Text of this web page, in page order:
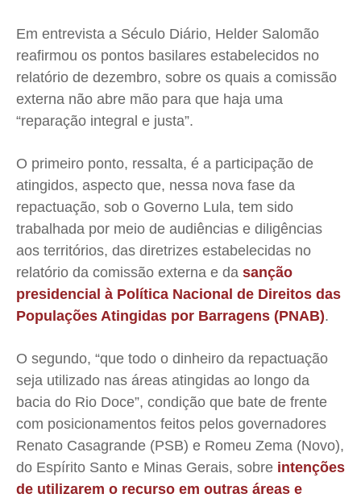
Em entrevista a Século Diário, Helder Salomão
reafirmou os pontos basilares estabelecidos no
relatório de dezembro, sobre os quais a comissão
externa não abre mão para que haja uma
“reparação integral e justa”.
O primeiro ponto, ressalta, é a participação de
atingidos, aspecto que, nessa nova fase da
repactuação, sob o Governo Lula, tem sido
trabalhada por meio de audiências e diligências
aos territórios, das diretrizes estabelecidas no
relatório da comissão externa e da sanção
presidencial à Política Nacional de Direitos das
Populações Atingidas por Barragens (PNAB).
O segundo, “que todo o dinheiro da repactuação
seja utilizado nas áreas atingidas ao longo da
bacia do Rio Doce”, condição que bate de frente
com posicionamentos feitos pelos governadores
Renato Casagrande (PSB) e Romeu Zema (Novo),
do Espírito Santo e Minas Gerais, sobre intenções
de utilizarem o recurso em outras áreas e